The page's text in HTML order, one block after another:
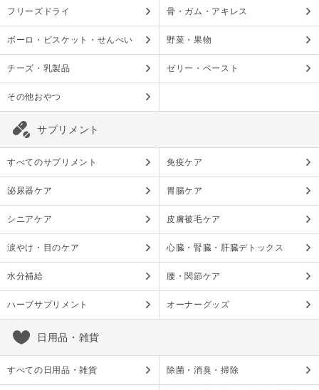
フリーズドライ 骨・ガム・アキレス
ボーロ・ビスケット・せんべい 野菜・果物
チーズ・乳製品 ゼリー・ペースト
その他おやつ
サプリメント
すべてのサプリメント 免疫ケア
泌尿器ケア 胃腸ケア
シニアケア 皮膚被毛ケア
涙やけ・目のケア 心臓・腎臓・肝臓デトックス
水分補給 腰・関節ケア
ハーブサプリメント オーナーグッズ
日用品・雑貨
すべての日用品・雑貨 除菌・消臭・掃除